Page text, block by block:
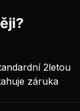
2letou
záruka